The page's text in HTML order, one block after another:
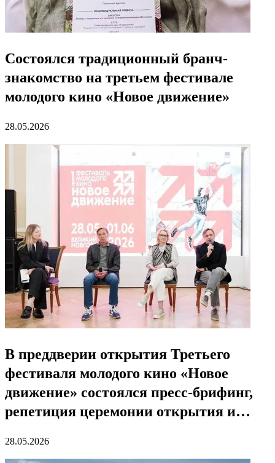
Состоялся традиционный бранч-
знакомство на третьем фестивале
молодого кино «Новое движение»
28.05.2026
В преддверии открытия Третьего
фестиваля молодого кино «Новое
движение» состоялся пресс-брифинг,
репетиция церемонии открытия и
28.05.2026